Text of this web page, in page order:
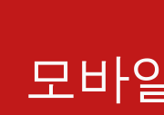
모바